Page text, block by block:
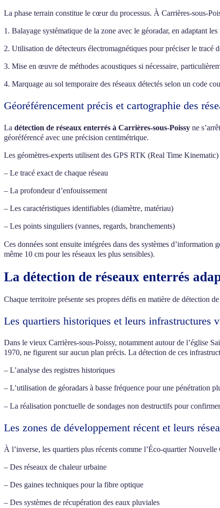
La phase terrain constitue le cœur du processus. À Carrières-sous-
1. Balayage systématique de la zone avec le géoradar, en adaptant
2. Utilisation de détecteurs électromagnétiques pour préciser le tracé
3. Mise en œuvre de méthodes acoustiques si nécessaire,
4. Marquage au sol temporaire des réseaux détectés selon un code
Géoréférencement précis et cartographie des
La détection de réseaux enterrés à Carrières-sous-Poissy ne
géoréférencé avec une précision centimétrique.
Les géomètres-experts utilisent des GPS RTK (Real Time
– Le tracé exact de chaque réseau
– La profondeur d’enfouissement
– Les caractéristiques identifiables (diamètre, matériau)
– Les points singuliers (vannes, regards, branchements)
Ces données sont ensuite intégrées dans des systèmes
même 10 cm pour les réseaux les plus sensibles).
La détection de réseaux enterrés
Chaque territoire présente ses propres défis en matière de détection
Les quartiers historiques et leurs infrastructures
Dans le vieux Carrières-sous-Poissy, notamment autour de l’église
1970, ne figurent sur aucun plan précis. La détection de ces
– L’analyse des registres historiques
– L’utilisation de géoradars à basse fréquence pour une pénétration
– La réalisation ponctuelle de sondages non destructifs pour
Les zones de développement récent et leurs
À l’inverse, les quartiers plus récents comme l’Éco-quartier
– Des réseaux de chaleur urbaine
– Des gaines techniques pour la fibre optique
– Des systèmes de récupération des eaux pluviales